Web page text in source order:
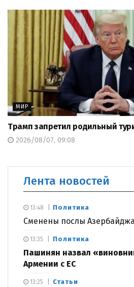
МИР
Трамп запретил родильный
2026/08/07, 09:08
Лента новостей
Политика
Сменены послы
13:48
Политика
Пашинян назвал
Армении с ЕС
13:35
Статьи
13:25